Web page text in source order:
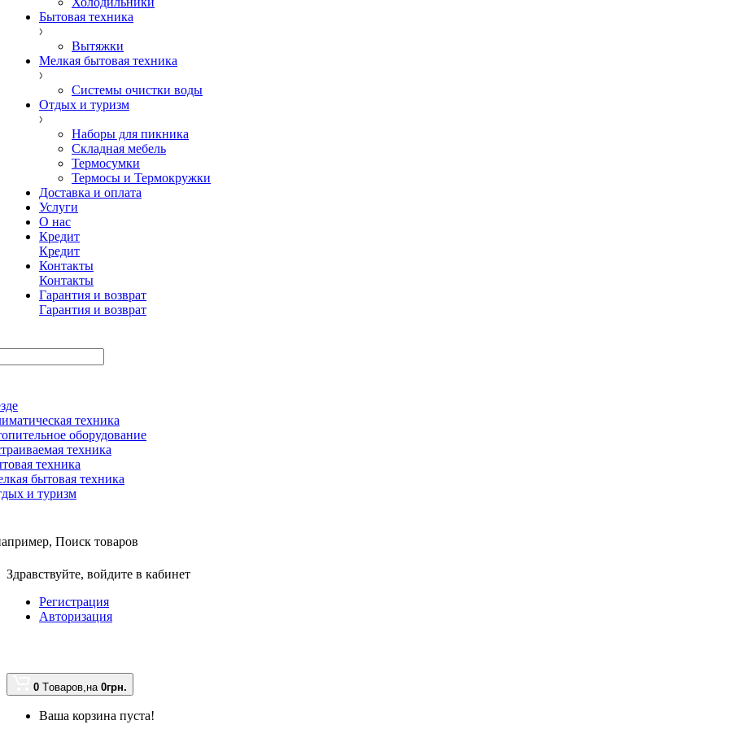
Бытовая техника
Вытяжки
Мелкая бытовая техника
Системы очистки воды
Отдых и туризм
Наборы для пикника
Складная мебель
Термосумки
Термосы и Термокружки
Доставка и оплата
Услуги
О нас
Кредит
Кредит
Контакты
Контакты
Гарантия и возврат
Гарантия и возврат
техника
оборудование
техника
техника
бытовая техника
и туризм
Поиск товаров
Здравствуйте, войдите в кабинет
Регистрация
Авторизация
0 Tоваров,на 0грн.
Ваша корзина пуста!